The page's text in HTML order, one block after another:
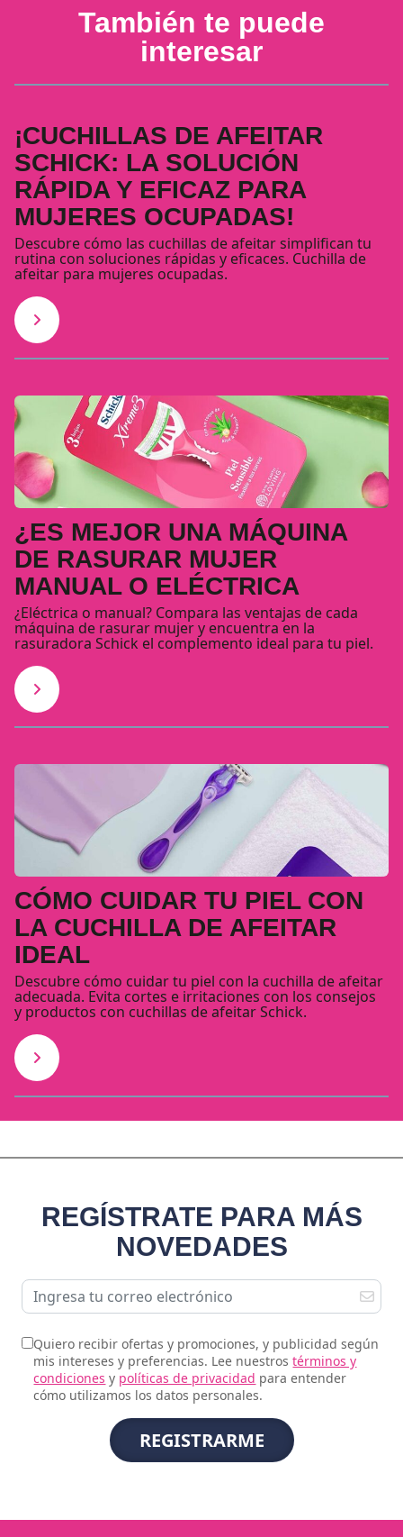
También te puede
interesar
¡CUCHILLAS DE AFEITAR
SCHICK: LA SOLUCIÓN
RÁPIDA Y EFICAZ PARA
MUJERES OCUPADAS!
Descubre cómo las cuchillas de afeitar simplifican tu
rutina con soluciones rápidas y eficaces. Cuchilla de
afeitar para mujeres ocupadas.
¿ES MEJOR UNA MÁQUINA
DE RASURAR MUJER
MANUAL O ELÉCTRICA
¿Eléctrica o manual? Compara las ventajas de cada
máquina de rasurar mujer y encuentra en la
rasuradora Schick el complemento ideal para tu piel.
CÓMO CUIDAR TU PIEL CON
LA CUCHILLA DE AFEITAR
IDEAL
Descubre cómo cuidar tu piel con la cuchilla de afeitar
adecuada. Evita cortes e irritaciones con los consejos
y productos con cuchillas de afeitar Schick.
REGÍSTRATE PARA MÁS
NOVEDADES
Quiero recibir ofertas y promociones, y publicidad según
mis intereses y preferencias. Lee nuestrostérminos y
condiciones y políticas de privacidad para entender
cómo utilizamos los datos personales.